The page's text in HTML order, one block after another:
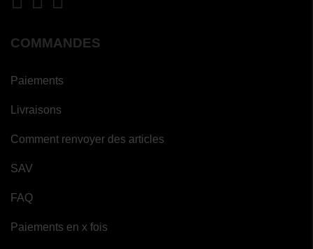
COMMANDES
Paiements
Livraisons
Comment renvoyer des articles
SAV
FAQ
Paiements en x fois